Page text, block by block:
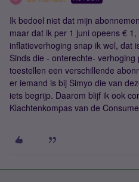
Ik bedoel niet dat mijn
maar dat ik per 1 juni opeens €
inflatieverhoging snap ik wel, dat
Sinds die - onterechte-
toestellen een verschillende
er iemand is bij Simyo die van
iets begrijp. Daarom blijf ik ook
Klachtenkompas van de